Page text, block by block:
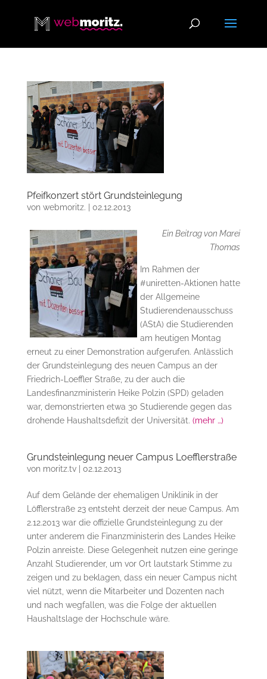
Pfeifkonzert stört Grundsteinlegung
von webmoritz. | 02.12.2013
Ein Beitrag von Marei
Thomas
Im Rahmen der
#uniretten-Aktionen hatte
der Allgemeine
Studierendenausschuss
(AStA) die Studierenden
am heutigen Montag
erneut zu einer Demonstration aufgerufen. Anlässlich
der Grundsteinlegung des neuen Campus an der
Friedrich-Loeffler Straße, zu der auch die
Landesfinanzministerin Heike Polzin (SPD) geladen
war, demonstrierten etwa 30 Studierende gegen das
drohende Haushaltsdefizit der Universität. (mehr …)
Grundsteinlegung neuer Campus Loefflerstraße
von moritz.tv| 02.12.2013
Auf dem Gelände der ehemaligen Uniklinik in der
Löfflerstraße 23 entsteht derzeit der neue Campus. Am
2.12.2013 war die offizielle Grundsteinlegung zu der
unter anderem die Finanzministerin des Landes Heike
Polzin anreiste. Diese Gelegenheit nutzen eine geringe
Anzahl Studierender, um vor Ort lautstark Stimme zu
zeigen und zu beklagen, dass ein neuer Campus nicht
viel nützt, wenn die Mitarbeiter und Dozenten nach
und nach wegfallen, was die Folge der aktuellen
Haushaltslage der Hochschule wäre.